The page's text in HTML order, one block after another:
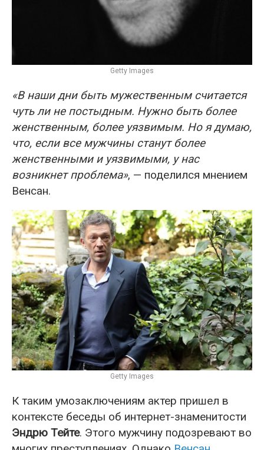
Getty Images
«В наши дни быть мужественным считается
чуть ли не постыдным. Нужно быть более
женственным, более уязвимым. Но я думаю,
что, если все мужчины станут более
женственными и уязвимыми, у нас
возникнет проблема», — поделился мнением
Венсан.
Getty Images
К таким умозаключениям актер пришел в
контексте беседы об интернет-знаменитости
Эндрю Тейте. Этого мужчину подозревают во